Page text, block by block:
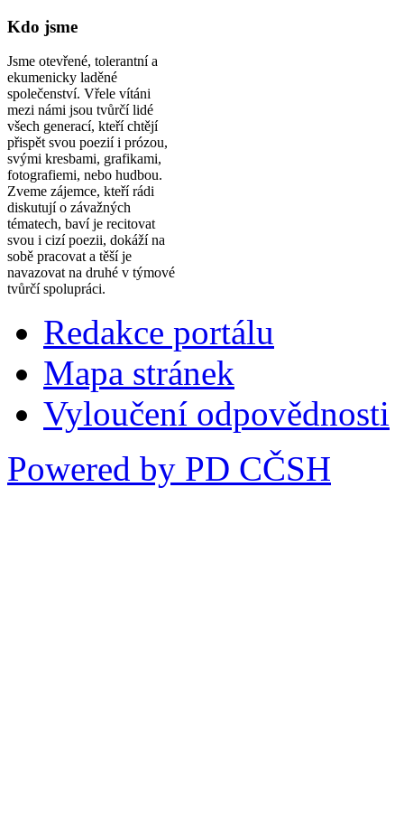
Kdo jsme
Jsme otevřené, tolerantní a
ekumenicky laděné
společenství. Vřele vítáni
mezi námi jsou tvůrčí lidé
všech generací, kteří chtějí
přispět svou poezií i prózou,
svými kresbami, grafikami,
fotografiemi, nebo hudbou.
Zveme zájemce, kteří rádi
diskutují o závažných
tématech, baví je recitovat
svou i cizí poezii, dokáží na
sobě pracovat a těší je
navazovat na druhé v týmové
tvůrčí spolupráci.
Redakce portálu
Mapa stránek
Vyloučení odpovědnosti
Powered by PD CČSH